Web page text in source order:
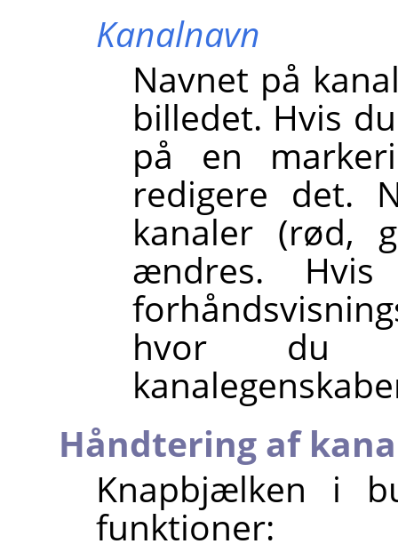
Kanalnavn
Navnet på
billedet. Hvis
på en
redigere det.
kanaler (rød,
ændres.
hvor du
Håndtering af
Knapbjælken i
funktioner: